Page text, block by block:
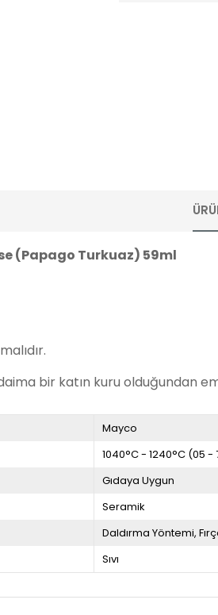
(Papago Turkuaz) 59ml
bir katın kuru olduğundan
Mayco
1040°C - 1240°C (05 -
Gıdaya Uygun
Seramik
Daldırma Yöntemi
Sıvı